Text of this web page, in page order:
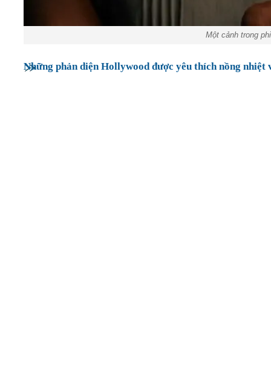
Một cảnh trong
Những phản diện Hollywood được yêu thích nồng